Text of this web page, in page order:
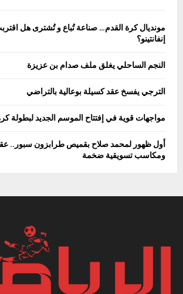
مونديال كرة القدم… صناعة تُباع و تُشترى هل
إنفانتينو؟
النجم الساحلي يغلق ملف صدام بن عزيزة
الترجي يفسخ عقد كسيلة بوعالية بالتراضي
مواجهات قوية في إفتتاح الموسم الجديد لبطولة
أول ظهور لمحمد صلاح بقميص طرابزون سبور..
ومكاسب تسويقية ضخمة